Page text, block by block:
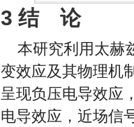
3 结 论
本研究利用太赫
变效应及其物理机
呈现负压电导效应
电导效应，近场信